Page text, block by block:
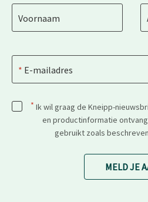
Voornaam
E-mailadres
* Ik wil graag de Kneipp-
en productinformatie
gebruikt zoals
MELD JE